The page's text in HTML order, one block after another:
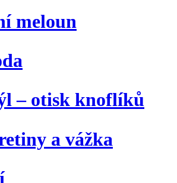
meloun
– otisk knoflíků
a vážka